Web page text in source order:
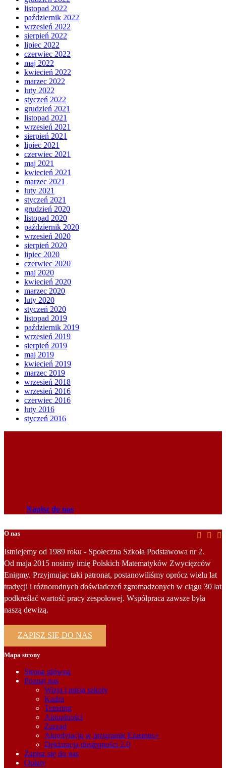
listopad 2022
październik 2022
wrzesień 2022
sierpień 2022
lipiec 2022
czerwiec 2022
maj 2022
kwiecień 2022
marzec 2022
luty 2022
styczeń 2022
grudzień 2021
listopad 2021
wrzesień 2021
sierpień 2021
lipiec 2021
czerwiec 2021
maj 2021
kwiecień 2021
marzec 2021
luty 2021
styczeń 2021
grudzień 2020
listopad 2020
październik 2020
wrzesień 2020
sierpień 2020
lipiec 2020
czerwiec 2020
maj 2020
kwiecień 2020
marzec 2020
luty 2020
styczeń 2020
listopad 2019
październik 2019
wrzesień 2019
sierpień 2019
maj 2019
kwiecień 2019
marzec 2019
wrzesień 2018
wrzesień 2016
czerwiec 2016
luty 2016
styczeń 2016
Napisz do nas
O nas
Istniejemy od 1989 roku - Społeczna Szkoła Podstawowa nr 2.
Od maja 2015 nosimy imię Polskich Matematyków Zwycięzców
Enigmy. Przyjmując taki patronat, postanowiliśmy oprócz wielu lat
tradycji i różnorodnych doświadczeń zgromadzonych w ciągu 30 lat
podkreślać wartość pracy zespołowej. Współpraca zawsze była
naszą dewizą.
ZAPISZ SIĘ DO NAS
Mapa strony
Strona główna
Poznaj nas
Wizja i misja szkoły
Kadra
Tutoring
Aktualności
Zarząd
Akredytacja w programie Erasmus+
Deklaracja dostępności 2.0
Zapisz się do nas
Opłaty